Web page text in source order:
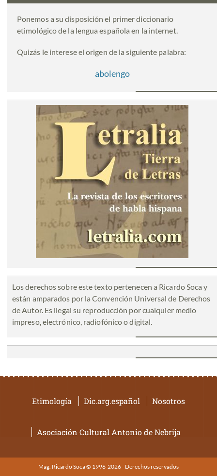
Ponemos a su disposición el primer diccionario
etimológico de la lengua española en la internet.
Quizás le interese el origen de la siguiente palabra:
abolengo
Los derechos sobre este texto pertenecen a Ricardo Soca y
están amparados por la Convención Universal de Derechos
de Autor. Es ilegal su reproducción por cualquier medio
impreso, electrónico, radiofónico o digital.
Etimología Dic.arg.español Nosotros
Asociación Cultural Antonio de Nebrija
Mag. Ricardo Soca © 1996-2026 - Derechos reservados